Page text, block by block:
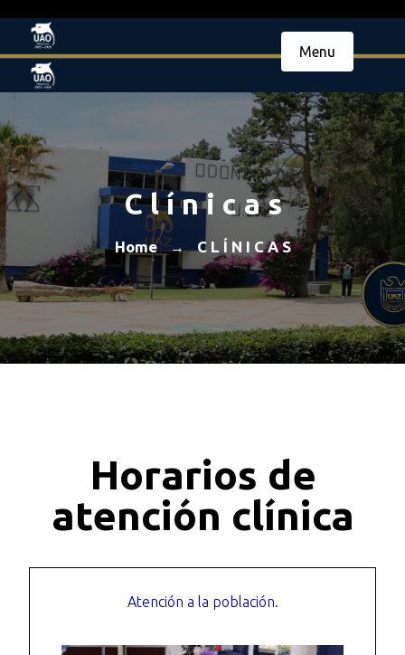
Menu
C l í n i c a s
Home → C L Í N I C A S
Horarios de
atención clínica
Atención a la población.